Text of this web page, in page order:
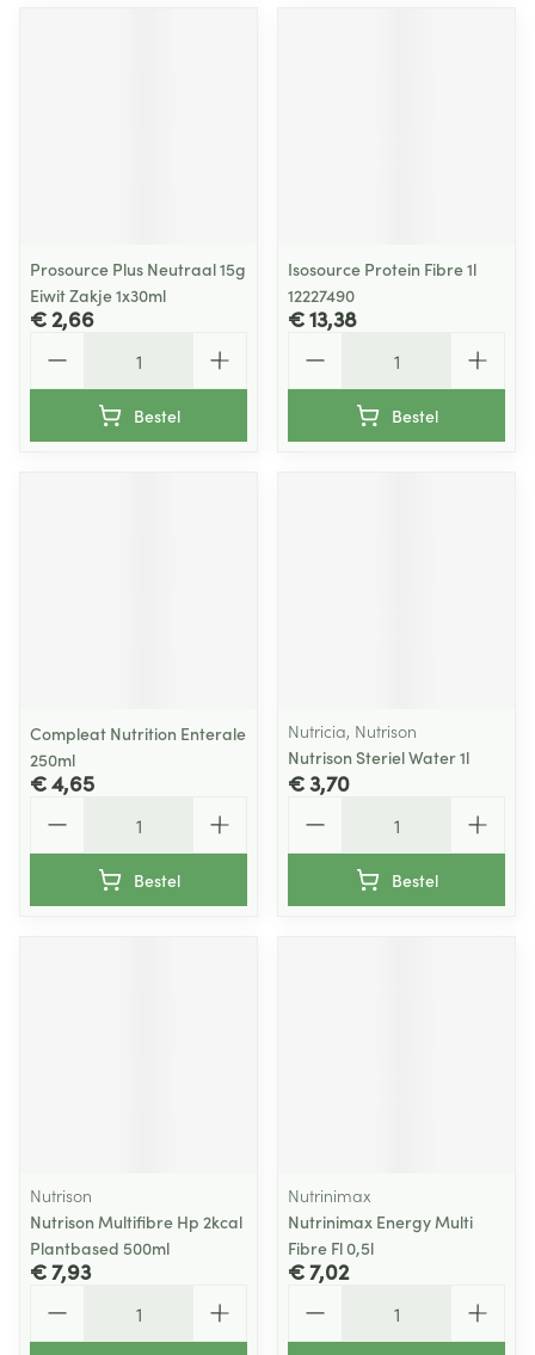
Prosource Plus Neutraal 15g
Eiwit Zakje 1x30ml
€ 2,66
Bestel
Isosource Protein Fibre 1l
12227490
€ 13,38
Bestel
Compleat Nutrition Enterale
250ml
€ 4,65
Bestel
Nutricia, Nutrison
Nutrison Steriel Water 1l
€ 3,70
Bestel
Nutrison
Nutrison Multifibre Hp 2kcal
Plantbased 500ml
€ 7,93
Nutrinimax
Nutrinimax Energy Multi
Fibre Fl 0,5l
€ 7,02